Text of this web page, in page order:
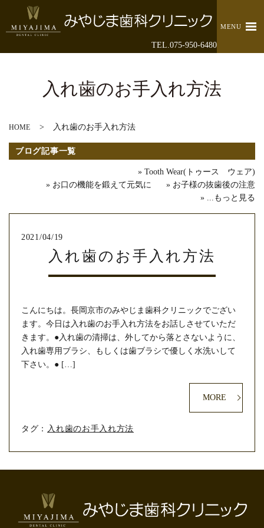
TEL.075-950-6480
MENU
入れ歯のお手入れ方法
HOME 入れ歯のお手入れ方法
ブログ記事一覧
Tooth Wear(トゥース ウェア)
お口の機能を鍛えて元気に
お子様の抜歯後の注意
...もっと見る
2021/04/19
入れ歯のお手入れ方法
こんにちは。長岡京市のみやじま歯科クリニックでござい
ます。今日は入れ歯のお手入れ方法をお話しさせていただ
きます。●入れ歯の清掃は、外してから落とさないように、
入れ歯専用ブラシ、もしくは歯ブラシで優しく水洗いして
下さい。● […]
MORE
タグ： 入れ歯のお手入れ方法